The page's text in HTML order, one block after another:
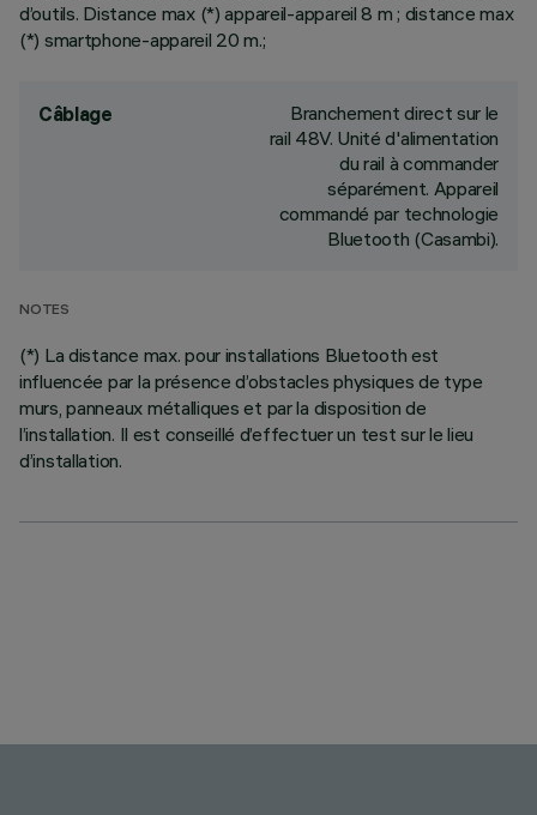
d’outils. Distance max (*) appareil-appareil 8 m ; distance max
(*) smartphone-appareil 20 m.;
Câblage
Branchement direct sur le
rail 48V. Unité d'alimentation
du rail à commander
séparément. Appareil
commandé par technologie
Bluetooth (Casambi).
NOTES
(*) La distance max. pour installations Bluetooth est
influencée par la présence d’obstacles physiques de type
murs, panneaux métalliques et par la disposition de
l’installation. Il est conseillé d’effectuer un test sur le lieu
d’installation.